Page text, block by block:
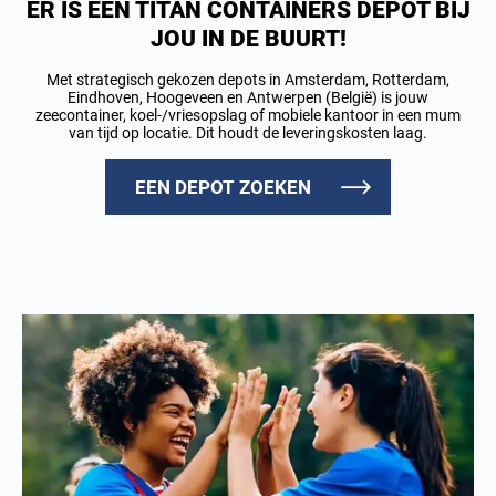
ER IS EEN TITAN CONTAINERS DEPOT BIJ
JOU IN DE BUURT!
Met strategisch gekozen depots in Amsterdam, Rotterdam,
Eindhoven, Hoogeveen en Antwerpen (België) is jouw
zeecontainer, koel-/vriesopslag of mobiele kantoor in een mum
van tijd op locatie. Dit houdt de leveringskosten laag.
EEN DEPOT ZOEKEN